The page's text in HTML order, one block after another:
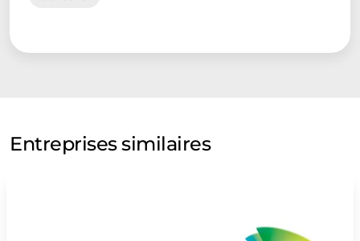
Entreprises similaires